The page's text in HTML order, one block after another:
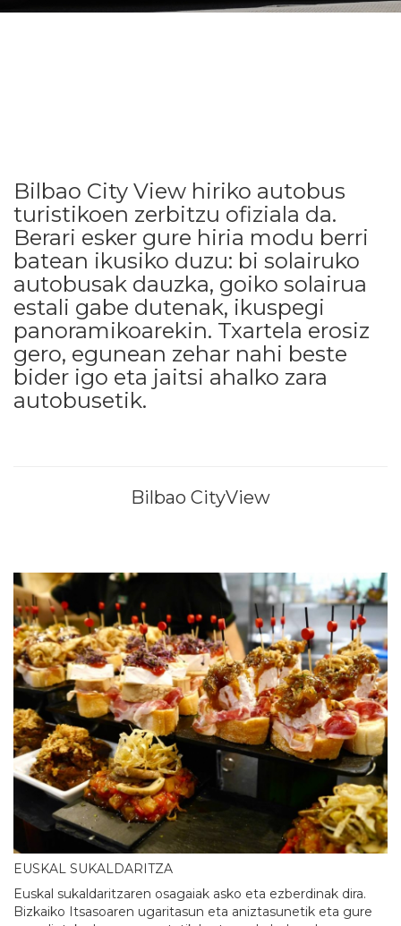
Bilbao City View hiriko autobus
turistikoen zerbitzu ofiziala da.
Berari esker gure hiria modu berri
batean ikusiko duzu: bi solairuko
autobusak dauzka, goiko solairua
estali gabe dutenak, ikuspegi
panoramikoarekin. Txartela erosiz
gero, egunean zehar nahi beste
bider igo eta jaitsi ahalko zara
autobusetik.
Bilbao CityView
EUSKAL SUKALDARITZA
Euskal sukaldaritzaren osagaiak asko eta ezberdinak dira.
Bizkaiko Itsasoaren ugaritasun eta aniztasunetik eta gure